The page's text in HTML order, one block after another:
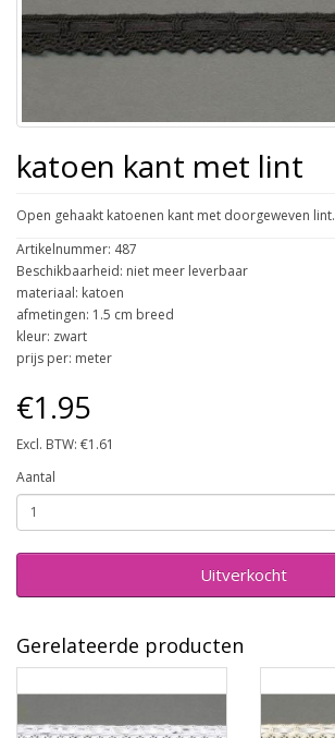
katoen kant met lint
Open gehaakt katoenen kant met doorgeweven lint.
Artikelnummer: 487
Beschikbaarheid: niet meer leverbaar
materiaal: katoen
afmetingen: 1.5 cm breed
kleur: zwart
prijs per: meter
€1.95
Excl. BTW: €1.61
Aantal
Uitverkocht
Gerelateerde producten